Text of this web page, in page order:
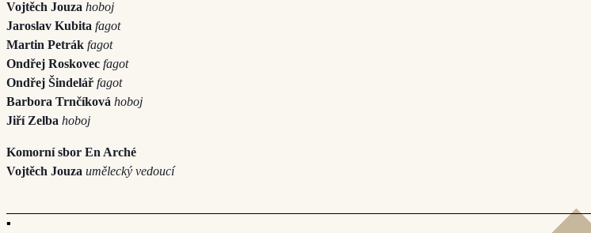
Vojtěch Jouza hoboj
Jaroslav Kubita fagot
Martin Petrák fagot
Ondřej Roskovec fagot
Ondřej Šindelář fagot
Barbora Trnčíková hoboj
Jiří Zelba hoboj
Komorní sbor En Arché
Vojtěch Jouza umělecký vedoucí